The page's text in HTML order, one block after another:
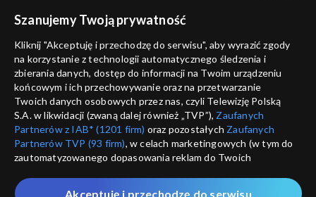
ANULUJ
informacje o dostawcy usług
Szanujemy Twoją prywatność
Kliknij "Akceptuję i przechodzę do serwisu", aby wyrazić zgody
na korzystanie z technologii automatycznego śledzenia i
zbierania danych, dostęp do informacji na Twoim urządzeniu
końcowym i ich przechowywanie oraz na przetwarzanie
Twoich danych osobowych przez nas, czyli Telewizję Polską
S.A. w likwidacji (zwaną dalej również „TVP”), Zaufanych
Partnerów z IAB* (1201 firm) oraz pozostałych Zaufanych
Partnerów TVP (93 firm), w celach marketingowych (w tym do
zautomatyzowanego dopasowania reklam do Twoich
które wskazujemy poniżej, a także zgody na udostępnianie
Akceptuję i przechodzę do serwisu